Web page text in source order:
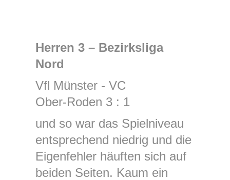
Herren 3 – Bezirksliga
Nord
Vfl Münster ‑ VC
Ober‑Roden 3 : 1
und so war das Spielniveau
entsprechend niedrig und die
Eigenfehler häuften sich auf
beiden Seiten. Kaum ein